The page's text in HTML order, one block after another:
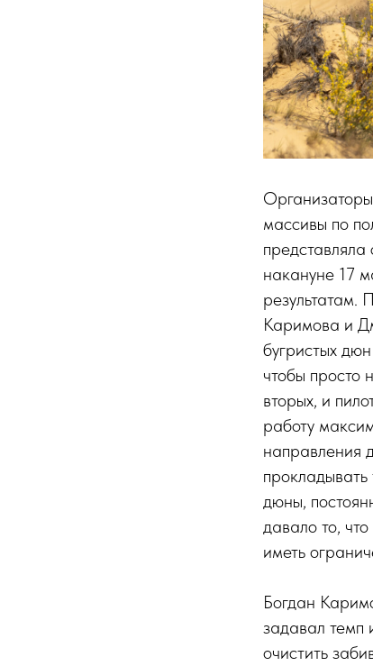
массивы по
накануне 17
Каримова и
бугристых
чтобы просто
вторых, и
работу
направления
дюны,
давало то,
иметь
Богдан
задавал темп
очистить